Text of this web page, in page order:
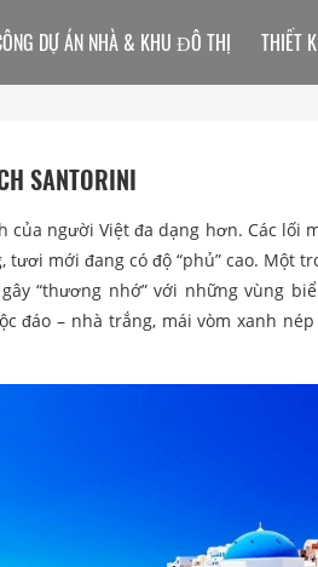
SANTORINI
của người Việt đa dạng hơn. Các lối
mới đang có độ “phủ” cao. Một
“thương nhớ” với những vùng
đáo – nhà trắng, mái vòm xanh
DỰ ÁN NHÀ & KHU ĐÔ THỊ THIẾT